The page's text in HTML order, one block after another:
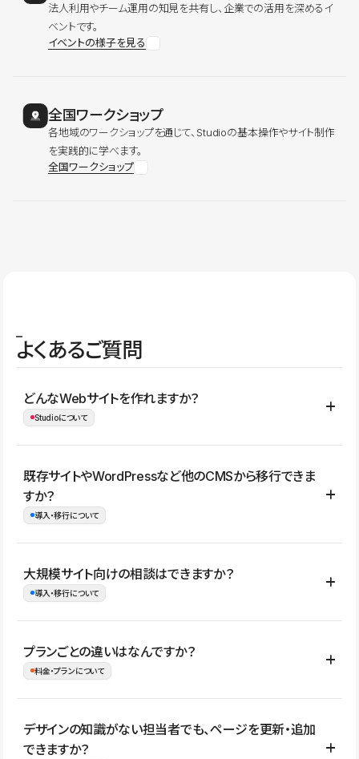
法人利用やチーム運用の知見を共有し、企業での活用を深めるイ
ベントです。
イベントの様子を見る
全国ワークショップ
各地域のワークショップを通じて、Studioの基本操作やサイト制作
を実践的に学べます。
全国ワークショップ
よくあるご質問
どんなWebサイトを作れますか？
Studioについて
コーポレートサイト、サービスサイト、LP、採用サイト、ブロ
グ・メディア、イベントサイト、店舗・商品紹介サイト、ポートフ
ォリオなど幅広く制作できます。
既存サイトやWordPressなど他のCMSから移行できま
すか？
導入・移行について
はい。既存サイトの構成やコンテンツ、URLを整理したうえで、
Studio上に再構築する形で移行できます。 WordPressの場合は、
イト全体のデザインや設定がそのまま移行されるわけではないた
め、移行後にページ構成やデザイン、CMS設計、URL・リダイレク
大規模サイト向けの相談はできますか？
導入・移行について
はい。アクセス規模が大きいサイトや、複数部門での運用、権限管
理、セキュリティ確認、既存システムとの連携など、個別の要件が
ない段階でも、お問い合わせください。
お問合せはこちら
プランごとの違いはなんですか？
料金・プランについて
公開ページ数、バージョン履歴の期間、CMS利用数の上限、権限
管理の有無などがプランごとに異なります。詳しくは料金プランペ
デザインの知識がない担当者でも、ページを更新・追加
できますか？